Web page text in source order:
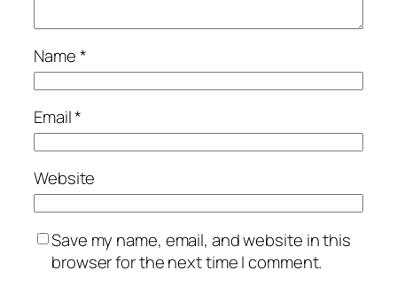
Name*
Email*
Website
Save my name, email, and website in this
browser for the next time I comment.